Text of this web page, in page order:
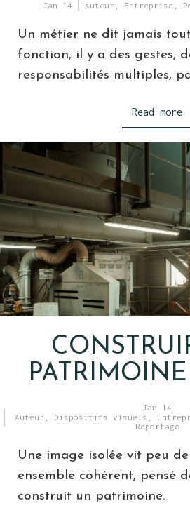
Jan 14 Auteur Entreprise
Un métier ne dit jamais
fonction, il y a des gestes,
responsabilités multiples,
Read more
Jan 14
Auteur
Dispositifs visuels
Reportage
Une image isolée vit peu
ensemble cohérent, pensé
construit un patrimoine.